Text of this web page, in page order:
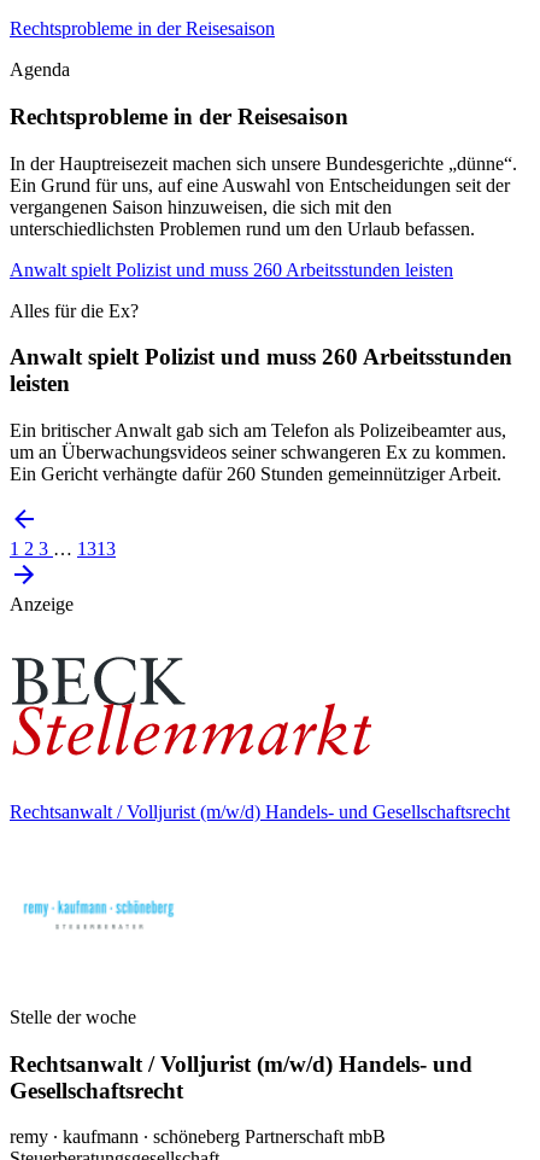
Rechtsprobleme in der Reisesaison
Agenda
Rechtsprobleme in der Reisesaison
In der Hauptreisezeit machen sich unsere Bundesgerichte „dünne“.
Ein Grund für uns, auf eine Auswahl von Entscheidungen seit der
vergangenen Saison hinzuweisen, die sich mit den
unterschiedlichsten Problemen rund um den Urlaub befassen.
Anwalt spielt Polizist und muss 260 Arbeitsstunden leisten
Alles für die Ex?
Anwalt spielt Polizist und muss 260 Arbeitsstunden
leisten
Ein britischer Anwalt gab sich am Telefon als Polizeibeamter aus,
um an Überwachungsvideos seiner schwangeren Ex zu kommen.
Ein Gericht verhängte dafür 260 Stunden gemeinnütziger Arbeit.
1 2 3 … 1313
Anzeige
Rechtsanwalt / Volljurist (m/w/d) Handels- und Gesellschaftsrecht
Stelle der woche
Rechtsanwalt / Volljurist (m/w/d) Handels- und
Gesellschaftsrecht
remy ∙ kaufmann ∙ schöneberg Partnerschaft mbB